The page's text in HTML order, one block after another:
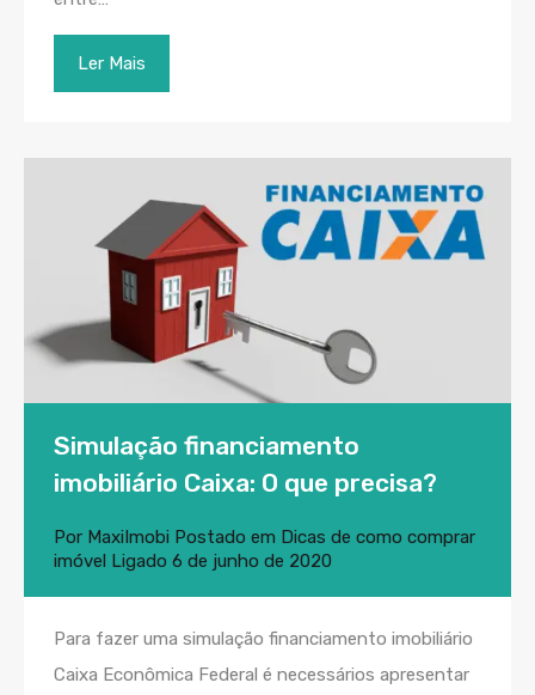
Ler Mais
Simulação financiamento
imobiliário Caixa: O que precisa?
Por MaxiImobi Postado em Dicas de como comprar
imóvel Ligado 6 de junho de 2020
Para fazer uma simulação financiamento imobiliário
Caixa Econômica Federal é necessários apresentar